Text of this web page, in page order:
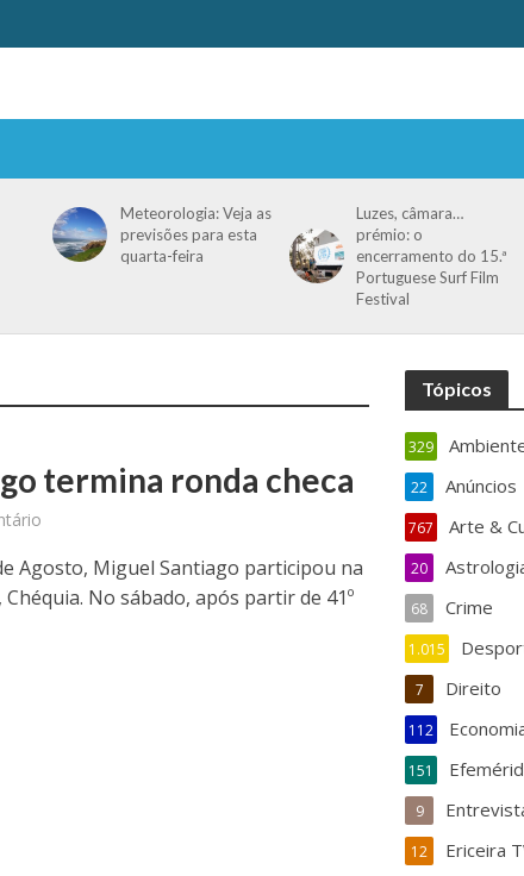
Meteorologia: Veja as
previsões para esta
quarta-feira
Luzes, câmara…
prémio: o
encerramento do 15.ª
Portuguese Surf Film
Festival
termina ronda checa
Agosto, Miguel Santiago participou na
No sábado, após partir de 41º
Tópicos
329
Anúncios
22
Arte &
767
20
Crime
68
1.015
Direito
7
112
151
9
Ericeira
12